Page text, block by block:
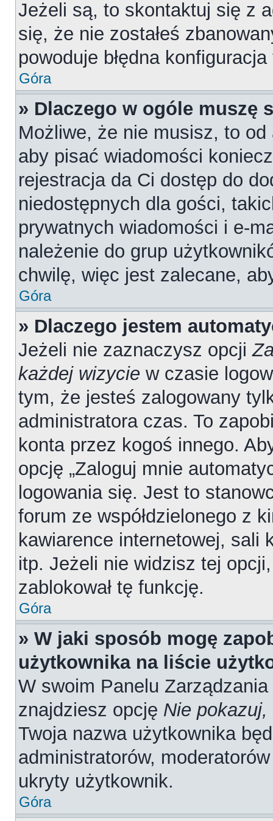
Jeżeli są, to skontaktuj się z
się, że nie zostałeś
powoduje błędna
Góra
» Dlaczego w ogóle muszę
Możliwe, że nie musisz, to
aby pisać wiadomości
rejestracja da Ci dostęp do
niedostępnych dla gości,
prywatnych wiadomości i e-
należenie do grup
chwilę, więc jest zalecane,
Góra
» Dlaczego jestem
Jeżeli nie zaznaczysz opcji
każdej wizycie w czasie
tym, że jesteś zalogowany
administratora czas. To
konta przez kogoś innego.
opcję „Zaloguj mnie
logowania się. Jest to
forum ze współdzielonego z
kawiarence internetowej, sali
itp. Jeżeli nie widzisz tej
zablokował tę funkcję.
Góra
» W jaki sposób mogę
użytkownika na liście
W swoim Panelu
znajdziesz opcję Nie
Twoja nazwa użytkownika
administratorów,
ukryty użytkownik.
Góra